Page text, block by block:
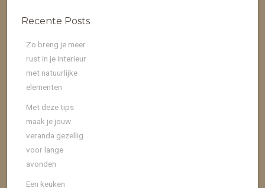
Recente Posts
Zo breng je meer
rust in je interieur
met natuurlijke
elementen
Met deze tips
maak je jouw
veranda gezellig
voor lange
avonden
Een keuken